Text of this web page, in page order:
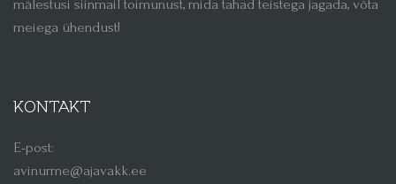
mälestusi siinmail toimunust, mida tahad teistega jagada, võta
meiega ühendust!
KONTAKT
E-post:
avinurme@ajavakk.ee